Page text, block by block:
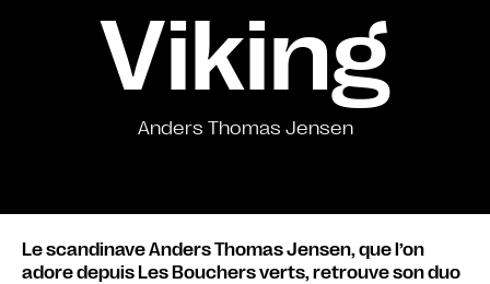
Viking
Anders Thomas Jensen
Le scandinave Anders Thomas Jensen, que l’on
adore depuis Les Bouchers verts, retrouve son duo